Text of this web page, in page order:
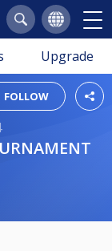
Upgrade
FOLLOW